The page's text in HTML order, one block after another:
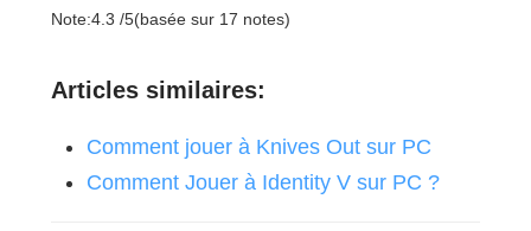
Note:4.3 /5(basée sur 17 notes)
Articles similaires:
Comment jouer à Knives Out sur PC
Comment Jouer à Identity V sur PC ?